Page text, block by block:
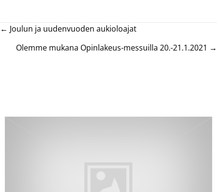
Posts
navigation
← Joulun ja uudenvuoden aukioloajat
Olemme mukana Opinlakeus-messuilla 20.-21.1.2021 →